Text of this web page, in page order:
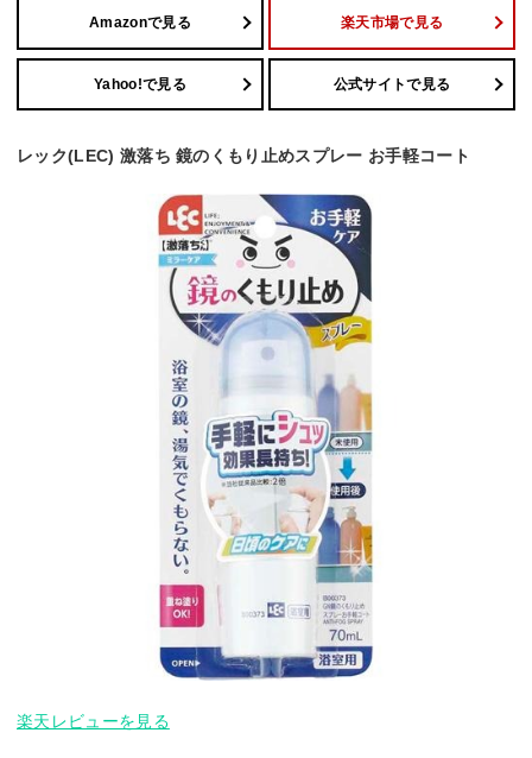
Amazonで見る 楽天市場で見る
Yahoo!で見る 公式サイトで見る
レック(LEC) 激落ち 鏡のくもり止めスプレー お手軽コート
楽天レビューを見る